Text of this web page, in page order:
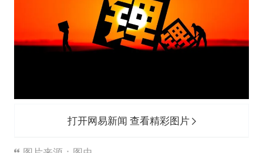
郑国霖回应去景区上班被保安拦下
打开网易新闻 查看精彩图片